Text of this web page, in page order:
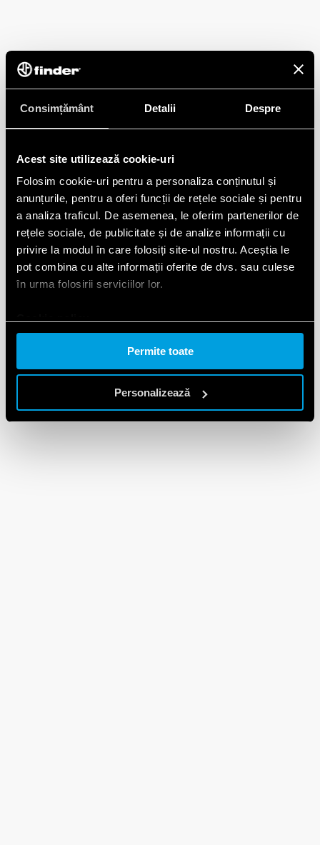
Consimțământ Detalii Despre
Acest site utilizează cookie-uri
Folosim cookie-uri pentru a personaliza conținutul și
anunțurile, pentru a oferi funcții de rețele sociale și pentru
a analiza traficul. De asemenea, le oferim partenerilor de
rețele sociale, de publicitate și de analize informații cu
privire la modul în care folosiți site-ul nostru. Aceștia le
pot combina cu alte informații oferite de dvs. sau culese
în urma folosirii serviciilor lor.
Permite toate
Personalizează